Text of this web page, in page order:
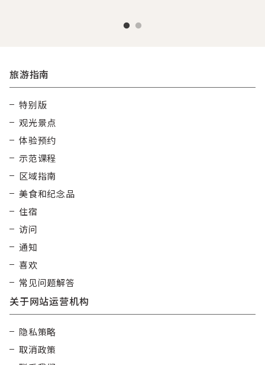
旅游指南
特别版
观光景点
体验预约
示范课程
区域指南
美食和纪念品
住宿
访问
通知
喜欢
常见问题解答
关于网站运营机构
隐私策略
取消政策